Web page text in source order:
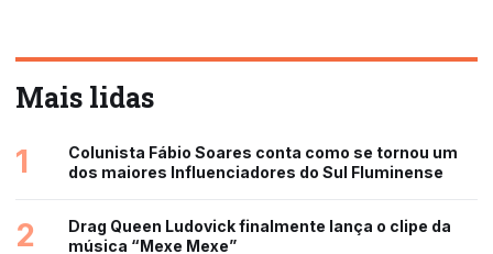
Mais lidas
1
Colunista Fábio Soares conta como se tornou um
dos maiores Influenciadores do Sul Fluminense
2
Drag Queen Ludovick finalmente lança o clipe da
música “Mexe Mexe”